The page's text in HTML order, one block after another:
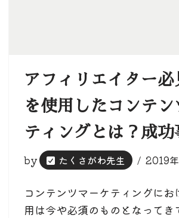
アフィリエイター必
を使用したコンテン
ティングとは？成功
by たくさがわ先生 2019
コンテンツマーケティングにお
用は今や必須のものとなってき